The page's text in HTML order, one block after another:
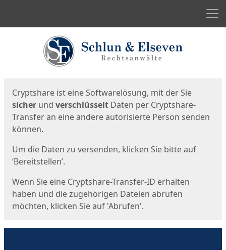
Cryptshare ist eine Softwarelösung, mit der Sie
sicher und verschlüsselt Daten per Cryptshare-
Transfer an eine andere autorisierte Person senden
können.
Um die Daten zu versenden, klicken Sie bitte auf
‘Bereitstellen’.
Wenn Sie eine Cryptshare-Transfer-ID erhalten
haben und die zugehörigen Dateien abrufen
möchten, klicken Sie auf 'Abrufen'.